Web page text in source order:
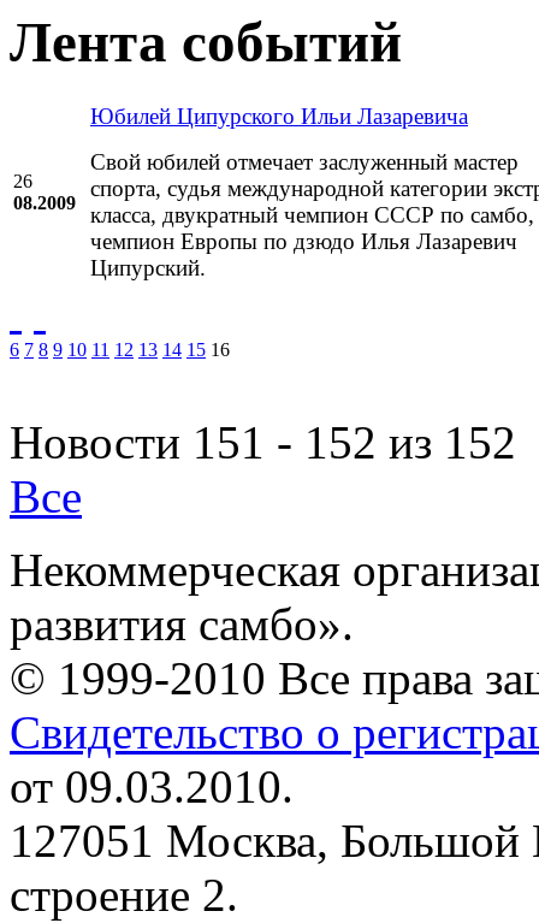
Лента событий
26
08.2009
Юбилей Ципурского Ильи Лазаревича
Свой юбилей отмечает заслуженный мастер
спорта, судья международной категории
класса, двукратный чемпион СССР по самбо,
чемпион Европы по дзюдо Илья Лазаревич
Ципурский.
6 7 8 9 10 11 12 13 14 15 16
Новости 151 - 152 из 152
Все
Некоммерческая
развития самбо».
© 1999-2010 Все права
Свидетельство о
от 09.03.2010.
127051 Москва, Большой
строение 2.